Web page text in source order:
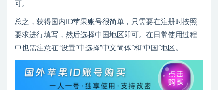
可。
总之，获得国内ID苹果账号很简单，只需要在注册时按照
要求进行填写，然后选择中国地区即可。在日常使用过程
中也需注意在“设置”中选择“中文简体”和“中国”地区。